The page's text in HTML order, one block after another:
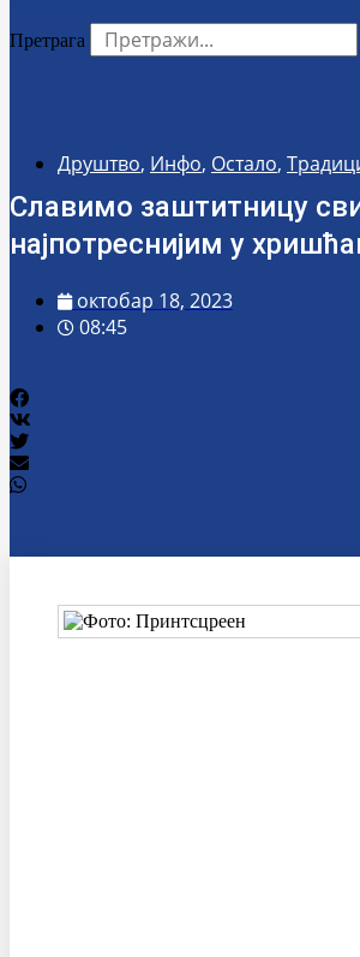
Претрага
Друштво, Инфо, Остало,
Славимо заштитницу
најпотреснијим у
октобар 18, 2023
08:45